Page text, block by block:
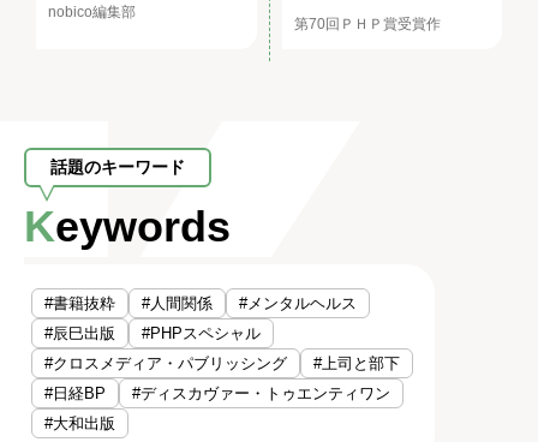
nobico編集部
第70回ＰＨＰ賞受賞作
話題のキーワード
Keywords
#書籍抜粋 #人間関係
#メンタルヘルス
#辰巳出版
#PHPスペシャル
#クロスメディア・パブリッシング
#上司と部下
#日経BP
#ディスカヴァー・トゥエンティワン
#大和出版